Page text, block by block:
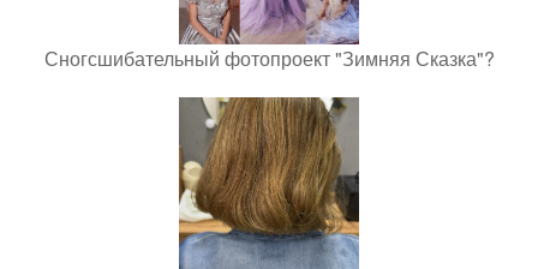
Сногсшибательный фотопроект "Зимняя Сказка"?